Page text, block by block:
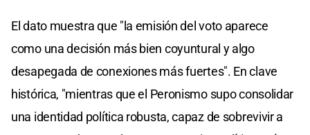
El dato muestra que "la emisión del voto aparece
como una decisión más bien coyuntural y algo
desapegada de conexiones más fuertes". En clave
histórica, "mientras que el Peronismo supo consolidar
una identidad política robusta, capaz de sobrevivir a